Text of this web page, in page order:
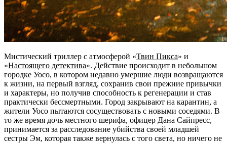
Мистический триллер с атмосферой «Твин Пикса» и
«Настоящего детектива». Действие происходит в небольшом
городке Уосо, в котором недавно умершие люди возвращаются
к жизни, на первый взгляд, сохранив свои прежние привычки
и характеры, но получив способность к регенерации и став
практически бессмертными. Город закрывают на карантин, а
жители Уосо пытаются сосуществовать с новыми соседями. В
то же время дочь местного шерифа, офицер Дана Сайпресс,
принимается за расследование убийства своей младшей
сестры Эм, которая также вернулась с того света, но ничего не